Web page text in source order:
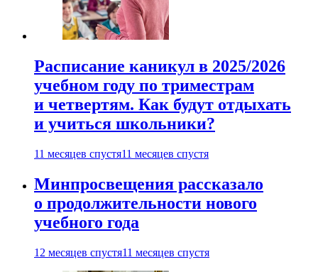
Расписание каникул в 2025/2026
учебном году по триместрам
и четвертям. Как будут отдыхать
и учиться школьники?
11 месяцев спустя11 месяцев спустя
Минпросвещения рассказало
о продолжительности нового
учебного года
12 месяцев спустя11 месяцев спустя